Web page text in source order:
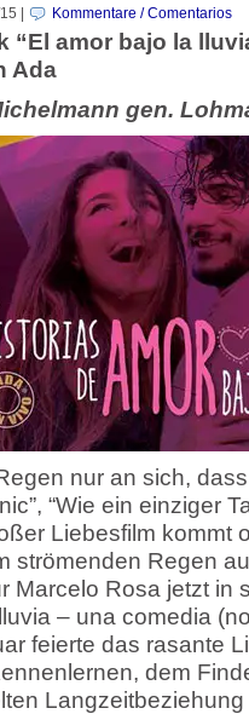
Kommentare / Comentarios
“El amor bajo la
Ada
gen.
nur an sich,
“Wie ein einziger
Liebesfilm kommt
strömenden Regen
Marcelo Rosa jetzt in
– una comedia
feierte das rasante
dem